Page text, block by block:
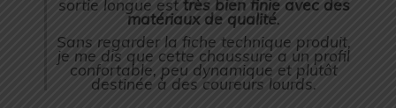
sortie longue est très bien finie avec des
matériaux de qualité.
Sans regarder la fiche technique produit,
je me dis que cette chaussure a un profil
confortable, peu dynamique et plutôt
destinée à des coureurs lourds.